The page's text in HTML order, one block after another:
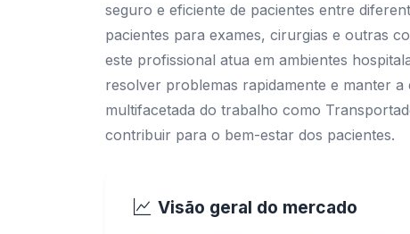
seguro e eficiente de pacientes entre
pacientes para exames, cirurgias e outras
este profissional atua em ambientes
resolver problemas rapidamente e manter
multifacetada do trabalho como
contribuir para o bem-estar dos pacientes.
Visão geral do mercado